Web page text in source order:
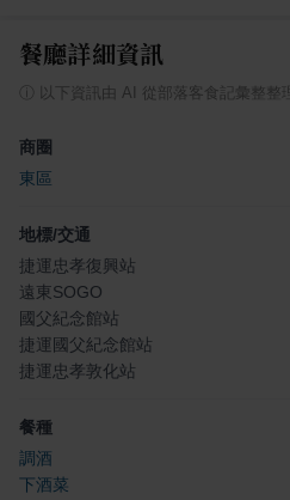
餐廳詳細資訊
以下資訊由 AI 從部落客食記彙整整理
商圈
東區
地標/交通
捷運忠孝復興站
遠東SOGO
國父紀念館站
捷運國父紀念館站
捷運忠孝敦化站
餐種
調酒
下酒菜